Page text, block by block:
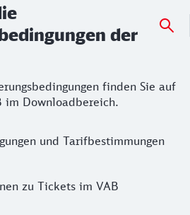
der
finden Sie auf
im Downloadbereich.
und Tarifbestimmungen
zu Tickets im VAB